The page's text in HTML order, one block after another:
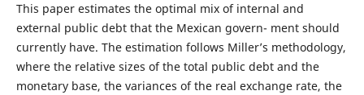
This paper estimates the optimal mix of internal and
external public debt that the Mexican govern- ment should
currently have. The estimation follows Miller’s methodology,
where the relative sizes of the total public debt and the
monetary base, the variances of the real exchange rate, the